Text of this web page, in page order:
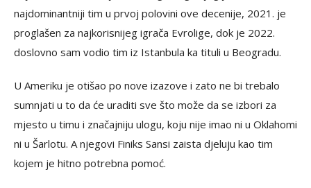
najdominantniji tim u prvoj polovini ove decenije, 2021. je
proglašen za najkorisnijeg igrača Evrolige, dok je 2022.
doslovno sam vodio tim iz Istanbula ka tituli u Beogradu.
U Ameriku je otišao po nove izazove i zato ne bi trebalo
sumnjati u to da će uraditi sve što može da se izbori za
mjesto u timu i značajniju ulogu, koju nije imao ni u Oklahomi
ni u Šarlotu. A njegovi Finiks Sansi zaista djeluju kao tim
kojem je hitno potrebna pomoć.